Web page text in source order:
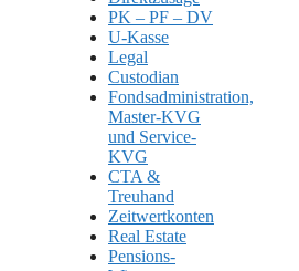
PK – PF – DV
U-Kasse
Legal
Custodian
Fondsadministration,
Master-KVG
und Service-
KVG
CTA &
Treuhand
Zeitwertkonten
Real Estate
Pensions-